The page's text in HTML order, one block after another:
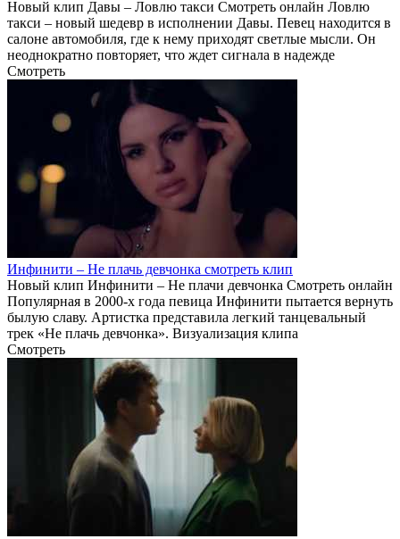
Новый клип Давы – Ловлю такси Смотреть онлайн Ловлю
такси – новый шедевр в исполнении Давы. Певец находится в
салоне автомобиля, где к нему приходят светлые мысли. Он
неоднократно повторяет, что ждет сигнала в надежде
Смотреть
Инфинити – Не плачь девчонка смотреть клип
Новый клип Инфинити – Не плачи девчонка Смотреть онлайн
Популярная в 2000-х года певица Инфинити пытается вернуть
былую славу. Артистка представила легкий танцевальный
трек «Не плачь девчонка». Визуализация клипа
Смотреть